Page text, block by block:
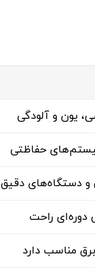
یون و آلودگی
حفاظتی
دستگاه‌های دقیق
راحت
مناسب دارد